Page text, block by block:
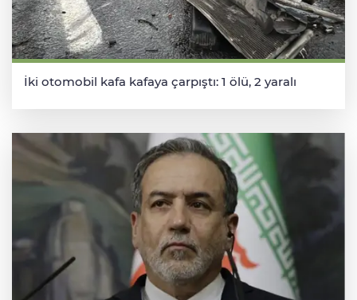
İki otomobil kafa kafaya çarpıştı: 1 ölü, 2 yaralı